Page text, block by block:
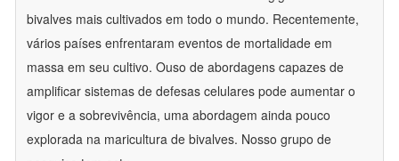
bivalves mais cultivados em todo o mundo. Recentemente,
vários países enfrentaram eventos de mortalidade em
massa em seu cultivo. Ouso de abordagens capazes de
amplificar sistemas de defesas celulares pode aumentar o
vigor e a sobrevivência, uma abordagem ainda pouco
explorada na maricultura de bivalves. Nosso grupo de